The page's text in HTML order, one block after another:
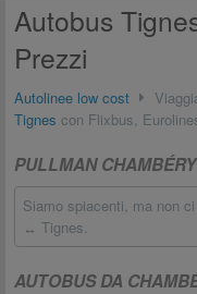
Autobus
Prezzi
Autolinee low cost
Tignes con Flixbus,
PULLMAN
Siamo spiacenti, ma non
↔ Tignes.
AUTOBUS DA